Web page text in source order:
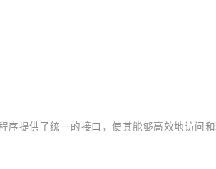
提供了统一的接口，使其能够高效地访问